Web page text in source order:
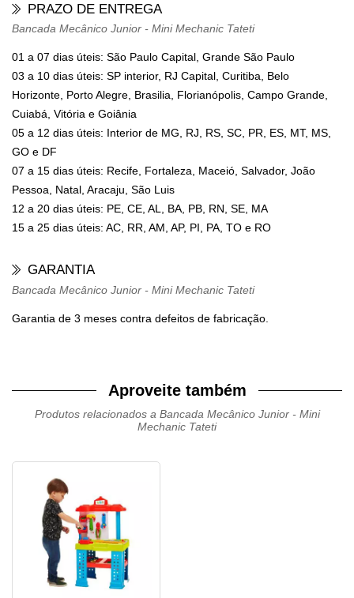
PRAZO DE ENTREGA
Bancada Mecânico Junior - Mini Mechanic Tateti
01 a 07 dias úteis: São Paulo Capital, Grande São Paulo
03 a 10 dias úteis: SP interior, RJ Capital, Curitiba, Belo
Horizonte, Porto Alegre, Brasilia, Florianópolis, Campo Grande,
Cuiabá, Vitória e Goiânia
05 a 12 dias úteis: Interior de MG, RJ, RS, SC, PR, ES, MT, MS,
GO e DF
07 a 15 dias úteis: Recife, Fortaleza, Maceió, Salvador, João
Pessoa, Natal, Aracaju, São Luis
12 a 20 dias úteis: PE, CE, AL, BA, PB, RN, SE, MA
15 a 25 dias úteis: AC, RR, AM, AP, PI, PA, TO e RO
GARANTIA
Bancada Mecânico Junior - Mini Mechanic Tateti
Garantia de 3 meses contra defeitos de fabricação.
Aproveite também
Produtos relacionados a Bancada Mecânico Junior - Mini
Mechanic Tateti